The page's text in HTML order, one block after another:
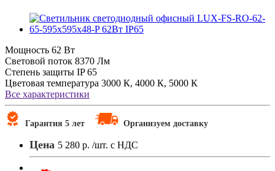
Мощность 62 Вт
Световой поток 8370 Лм
Степень защиты IP 65
Цветовая температура 3000 К, 4000 К, 5000 К
Все характеристики
Гарантия 5 лет Организуем доставку
Цена 5 280 р. /шт. с НДС